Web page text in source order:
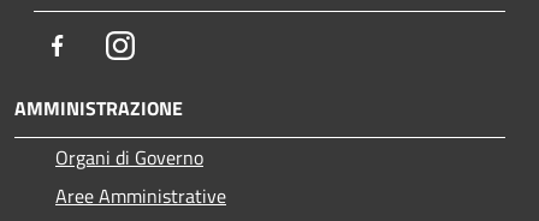
FacebookInstagram
AMMINISTRAZIONE
Organi di Governo
Aree Amministrative